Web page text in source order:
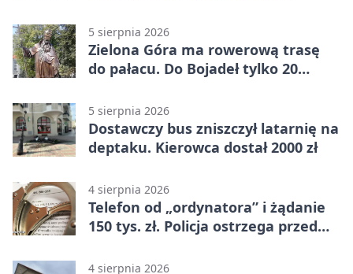
5 sierpnia 2026
Zielona Góra ma rowerową trasę
do pałacu. Do Bojadeł tylko 20
5 sierpnia 2026
Dostawczy bus zniszczył latarnię na
deptaku. Kierowca dostał 2000 zł
4 sierpnia 2026
Telefon od „ordynatora” i żądanie
150 tys. zł. Policja ostrzega przed
4 sierpnia 2026